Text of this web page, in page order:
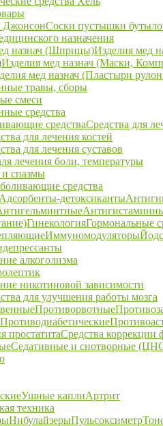
ДжонсонСоски пустышки
назначения
назнач (Шприцы)Изделия мед
Изделия мед назнач (Маски,
мед назнач (Пластыри
травы, сборы
смеси
средства
средстваСредства для
для лечения костей
для лечения суставов
лечения боли, температуры
и спазмы
средства
Адсорбенты-детоксиканты
ГинекологияГормональные
Иммуномодуляторы
алкоголизма
никотиновой зависимости
для улучшения работы мозга
Противорвотные
Противодиабетические
простатитаСредства коррекции
Седативные и снотворные
Ушные каплиАртрит
техника
НибулайзерыПульсоксиметр